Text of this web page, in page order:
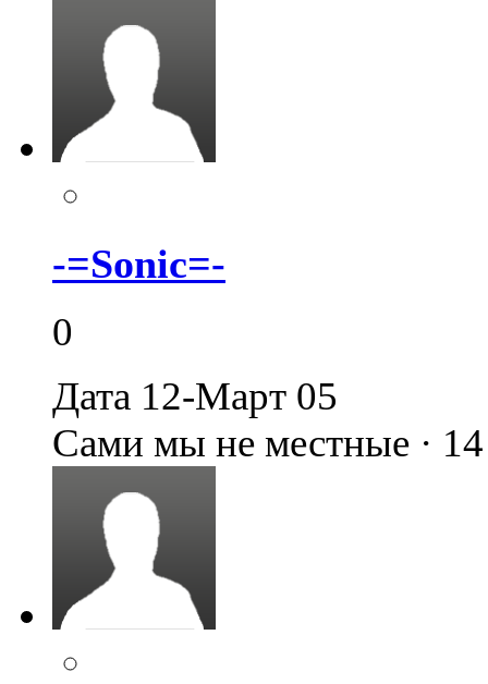
-=Sonic=-
0
Дата 12-Март 05
Сами мы не местные ·